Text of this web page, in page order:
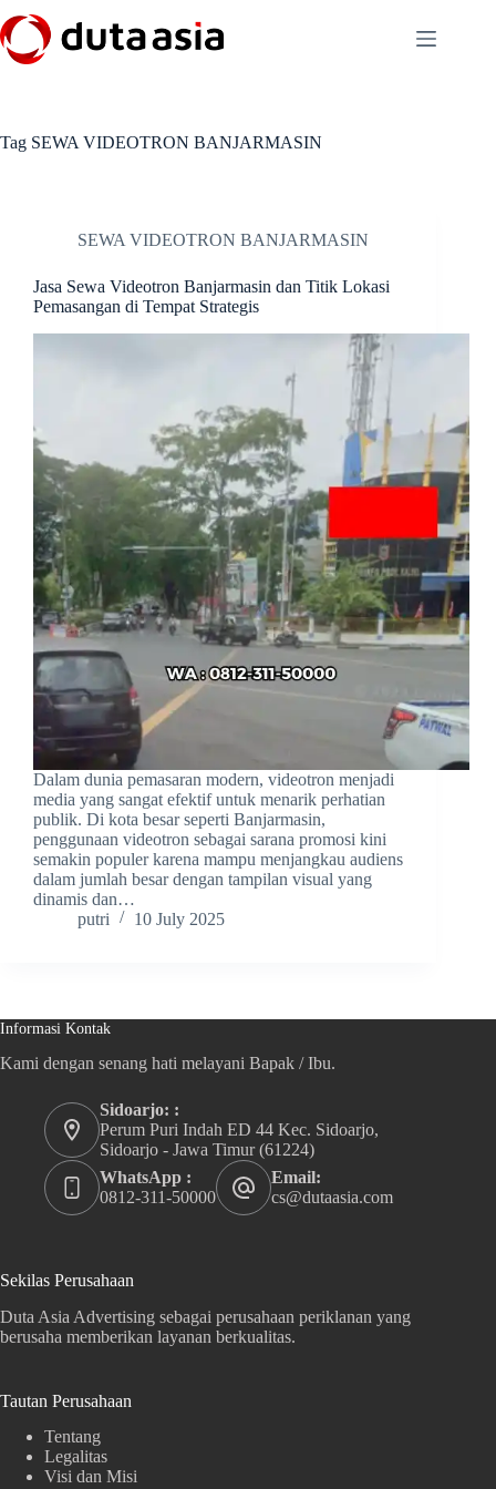
to
content
Tag SEWA VIDEOTRON BANJARMASIN
SEWA VIDEOTRON BANJARMASIN
Jasa Sewa Videotron Banjarmasin dan Titik Lokasi
Pemasangan di Tempat Strategis
Dalam dunia pemasaran modern, videotron menjadi
media yang sangat efektif untuk menarik perhatian
publik. Di kota besar seperti Banjarmasin,
penggunaan videotron sebagai sarana promosi kini
semakin populer karena mampu menjangkau audiens
dalam jumlah besar dengan tampilan visual yang
dinamis dan…
putri
10 July 2025
Informasi Kontak
Kami dengan senang hati melayani Bapak / Ibu.
Sidoarjo: :
Perum Puri Indah ED 44 Kec. Sidoarjo,
Sidoarjo - Jawa Timur (61224)
WhatsApp :
0812-311-50000
Email:
cs@dutaasia.com
Sekilas Perusahaan
Duta Asia Advertising sebagai perusahaan periklanan yang
berusaha memberikan layanan berkualitas.
Tautan Perusahaan
Tentang
Legalitas
Visi dan Misi